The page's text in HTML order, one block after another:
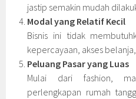
jastip semakin mudah
Modal yang Relatif Kecil
Bisnis ini tidak
kepercayaan, akses
Peluang Pasar yang Luas
Mulai dari fashion,
perlengkapan rumah